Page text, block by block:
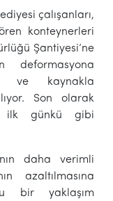
çalışanları,
konteynerleri
Şantiyesi’ne
deformasyona
ve kaynakla
Son olarak
ilk günkü gibi
daha verimli
azaltılmasına
bir yaklaşım